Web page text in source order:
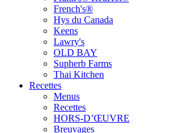
French's®
Hys du Canada
Keens
Lawry's
OLD BAY
Supherb Farms
Thai Kitchen
Recettes
Menus
Recettes
HORS-D’ŒUVRE
Breuvages